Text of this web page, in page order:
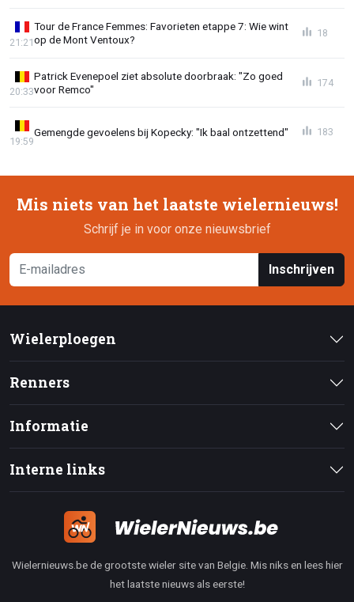
Tour de France Femmes: Favorieten etappe 7: Wie wint
op de Mont Ventoux?
21:21
18
Patrick Evenepoel ziet absolute doorbraak: "Zo goed
voor Remco"
20:33
174
Gemengde gevoelens bij Kopecky: "Ik baal ontzettend"
19:59
183
Mis niets van het laatste wielernieuws!
Schrijf je in voor onze nieuwsbrief
Inschrijven
Wielerploegen
Renners
Informatie
Interne links
Wielernieuws.be de grootste wieler site van Belgie. Mis niks en lees hier
het laatste nieuws als eerste!